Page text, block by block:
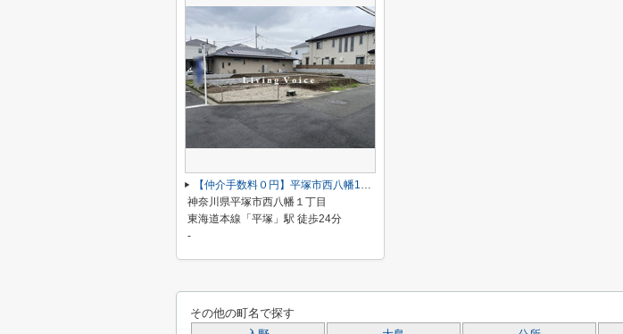
【仲介手数料０円】平塚市西八幡1丁目 土地（売地） 建築条件なし 全3区画
神奈川県平塚市西八幡１丁目
東海道本線「平塚」駅 徒歩24分
-
その他の町名で探す